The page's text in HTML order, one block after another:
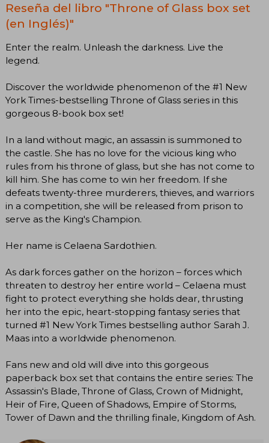
Reseña del libro "Throne of Glass box set
(en Inglés)"
Enter the realm. Unleash the darkness. Live the
legend.
Discover the worldwide phenomenon of the #1 New
York Times-bestselling Throne of Glass series in this
gorgeous 8-book box set!
In a land without magic, an assassin is summoned to
the castle. She has no love for the vicious king who
rules from his throne of glass, but she has not come to
kill him. She has come to win her freedom. If she
defeats twenty-three murderers, thieves, and warriors
in a competition, she will be released from prison to
serve as the King's Champion.
Her name is Celaena Sardothien.
As dark forces gather on the horizon – forces which
threaten to destroy her entire world – Celaena must
fight to protect everything she holds dear, thrusting
her into the epic, heart-stopping fantasy series that
turned #1 New York Times bestselling author Sarah J.
Maas into a worldwide phenomenon.
Fans new and old will dive into this gorgeous
paperback box set that contains the entire series: The
Assassin's Blade, Throne of Glass, Crown of Midnight,
Heir of Fire, Queen of Shadows, Empire of Storms,
Tower of Dawn and the thrilling finale, Kingdom of Ash.